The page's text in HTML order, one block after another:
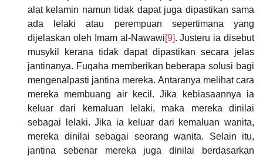
alat kelamin namun tidak dapat juga dipastikan sama
ada lelaki atau perempuan sepertimana yang
dijelaskan oleh Imam al-Nawawi[9]. Justeru ia disebut
musykil kerana tidak dapat dipastikan secara jelas
jantinanya. Fuqaha memberikan beberapa solusi bagi
mengenalpasti jantina mereka. Antaranya melihat cara
mereka membuang air kecil. Jika kebiasaannya ia
keluar dari kemaluan lelaki, maka mereka dinilai
sebagai lelaki. Jika ia keluar dari kemaluan wanita,
mereka dinilai sebagai seorang wanita. Selain itu,
jantina sebenar mereka juga dinilai berdasarkan